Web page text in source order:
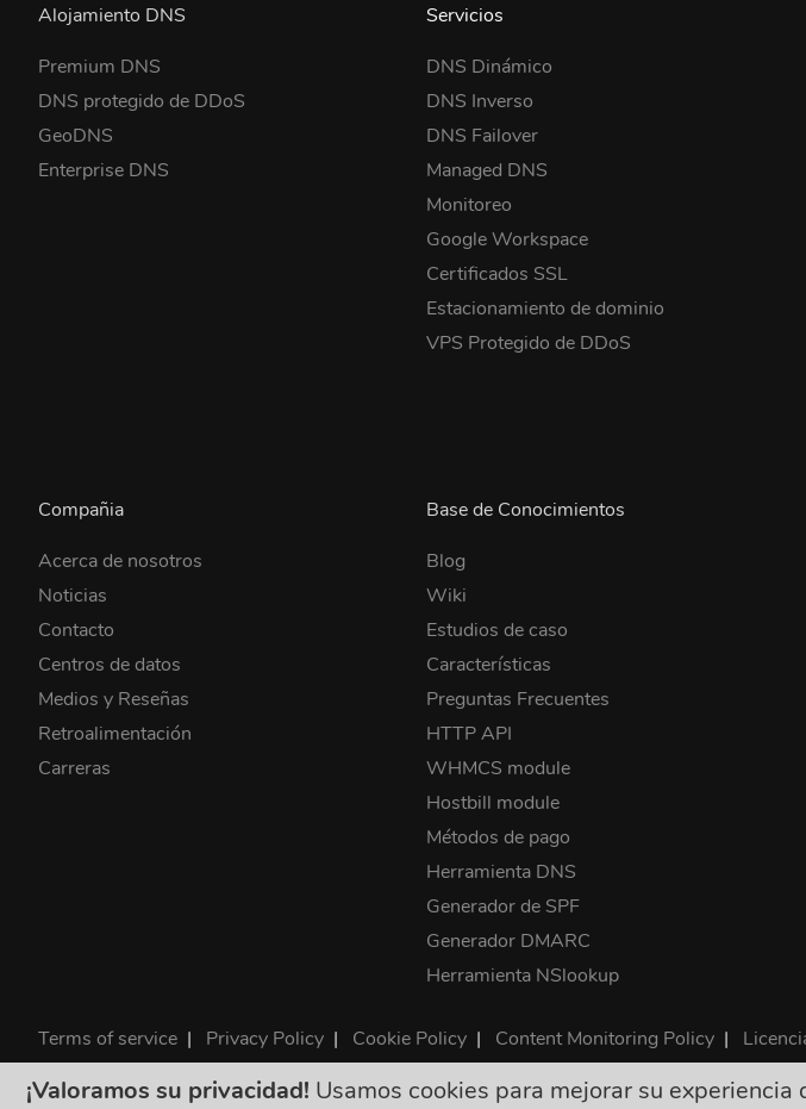
Alojamiento DNS
Premium DNS
DNS protegido de DDoS
GeoDNS
Enterprise DNS
Servicios
DNS Dinámico
DNS Inverso
DNS Failover
Managed DNS
Monitoreo
Google Workspace
Certificados SSL
Estacionamiento de dominio
VPS Protegido de DDoS
Compañia
Acerca de nosotros
Noticias
Contacto
Centros de datos
Medios y Reseñas
Retroalimentación
Carreras
Base de Conocimientos
Blog
Wiki
Estudios de caso
Características
Preguntas Frecuentes
HTTP API
WHMCS module
Hostbill module
Métodos de pago
Herramienta DNS
Generador de SPF
Generador DMARC
Herramienta NSlookup
Terms of service | Privacy Policy | Cookie Policy | Content Monitoring Policy |
©2026 ClouDNS
¡Valoramos su privacidad! Usamos cookies para mejorar su